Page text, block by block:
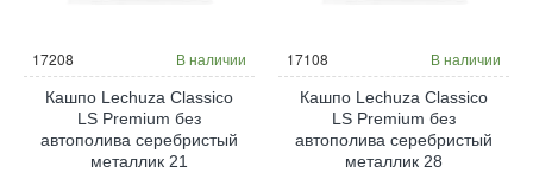
17208 В наличии
Кашпо Lechuza Classico
LS Premium без
автополива серебристый
металлик 21
17108 В наличии
Кашпо Lechuza Classico
LS Premium без
автополива серебристый
металлик 28